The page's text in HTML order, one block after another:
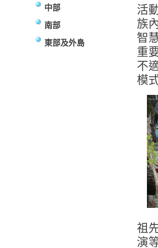
中部
南部
東部及外島
活
族
智
重
不
模
祖
演